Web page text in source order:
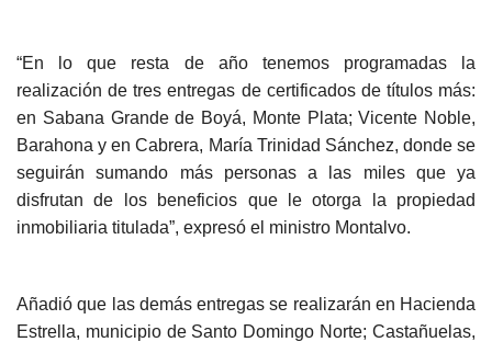
“En lo que resta de año tenemos programadas la
realización de tres entregas de certificados de títulos más:
en Sabana Grande de Boyá, Monte Plata; Vicente Noble,
Barahona y en Cabrera, María Trinidad Sánchez, donde se
seguirán sumando más personas a las miles que ya
disfrutan de los beneficios que le otorga la propiedad
inmobiliaria titulada”, expresó el ministro Montalvo.
Añadió que las demás entregas se realizarán en Hacienda
Estrella, municipio de Santo Domingo Norte; Castañuelas,